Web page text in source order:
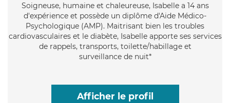
Soigneuse, humaine et chaleureuse, Isabelle a 14 ans
d'expérience et possède un diplôme d'Aide Médico-
Psychologique (AMP). Maitrisant bien les troubles
cardiovasculaires et le diabète, Isabelle apporte ses services
de rappels, transports, toilette/habillage et
surveillance de nuit*
Afficher le profil